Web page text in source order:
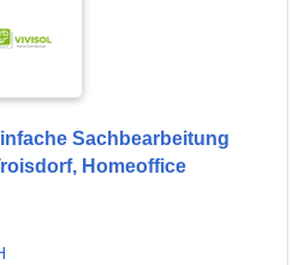
Sachbearbeitung
Homeoffice